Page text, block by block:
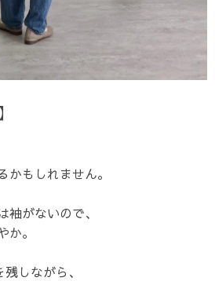
かもしれません。
がないので、
。
しながら、